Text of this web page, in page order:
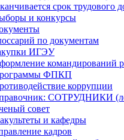
срок трудового
и конкурсы
по документам
ИГЭУ
командирований
ФПКП
коррупции
СОТРУДНИКИ
совет
и кафедры
кадров